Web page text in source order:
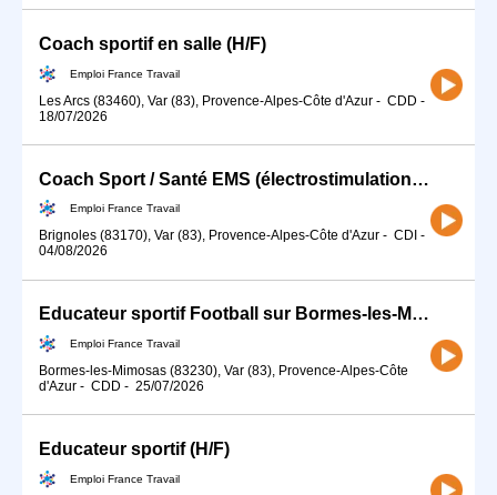
Coach sportif en salle (H/F)
Emploi France Travail
Les Arcs (83460), Var (83), Provence-Alpes-Côte d'Azur - CDD -
18/07/2026
Coach Sport / Santé EMS (électrostimulation) (H/F)
Emploi France Travail
Brignoles (83170), Var (83), Provence-Alpes-Côte d'Azur - CDI -
04/08/2026
Educateur sportif Football sur Bormes-les-Mimosas (83) (H/F)
Emploi France Travail
Bormes-les-Mimosas (83230), Var (83), Provence-Alpes-Côte
d'Azur - CDD - 25/07/2026
Educateur sportif (H/F)
Emploi France Travail